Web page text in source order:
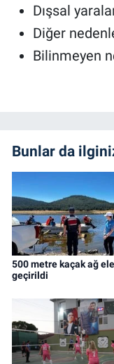
Dışsal
Diğer
Bilinmeyen
Bunlar da
500 metre kaçak ağ ele
geçirildi